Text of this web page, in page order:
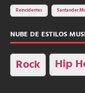
Reincidentes Santander
NUBE DE ESTILOS
Rock Hip